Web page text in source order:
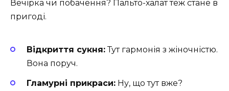
Вечірка чи побачення? Пальто-халат теж стане в
пригоді.
Відкриття сукня:Тут гармонія з жіночністю.
Вона поруч.
Гламурні прикраси: Ну, що тут вже?